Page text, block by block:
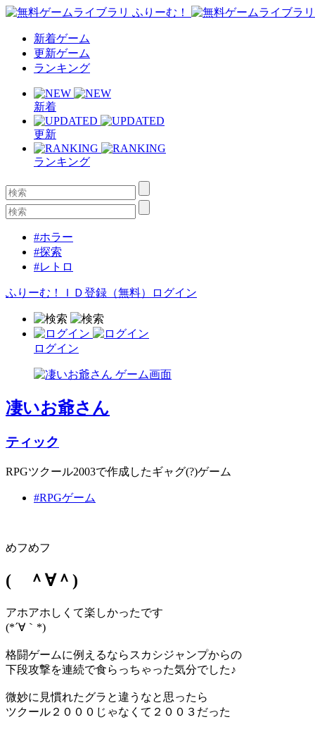
新着ゲーム
更新ゲーム
ランキング
新着
更新
ランキング
#ホラー
#探索
#レトロ
ふりーむ！ＩＤ登録（無料） ログイン
ログイン
凄いお爺さん
ティック
RPGツクール2003で作成したギャグ(?)ゲーム
#RPGゲーム
めフめフ
( ＾∀＾)
アホアホしくて楽しかったです
(*´∀｀*)
格闘ゲームに例えるならスカシジャンプからの
下段攻撃を連続で食らっちゃった気分でした♪
微妙に見慣れたグラと違うなと思ったら
ツクール２０００じゃなくて２００３だった